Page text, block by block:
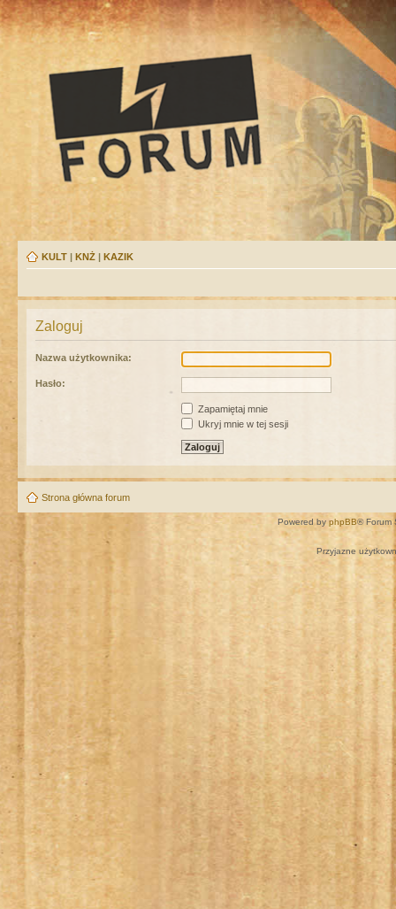
KULT | KNŻ | KAZIK
Zaloguj
Nazwa użytkownika:
Hasło:
Zapamiętaj mnie
Ukryj mnie w tej sesji
Strona główna forum
Powered by phpBB® Forum
Przyjazne